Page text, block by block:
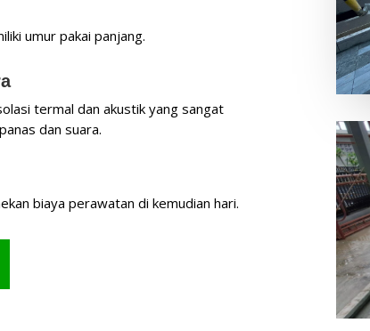
umur pakai panjang.
termal dan akustik yang sangat
dan suara.
biaya perawatan di kemudian hari.